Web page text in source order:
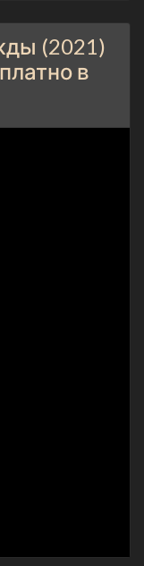
(2021)
в